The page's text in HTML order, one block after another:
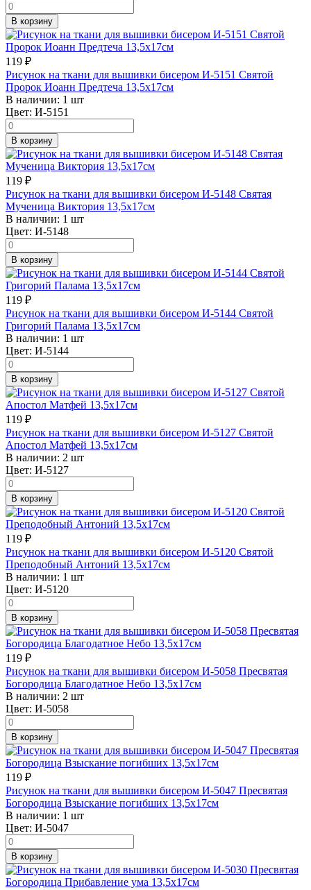
В корзину
119 ₽
Рисунок на ткани для вышивки бисером И-5151 Святой
Пророк Иоанн Предтеча 13,5х17см
В наличии: 1 шт
Цвет: И-5151
В корзину
119 ₽
Рисунок на ткани для вышивки бисером И-5148 Святая
Мученица Виктория 13,5х17см
В наличии: 1 шт
Цвет: И-5148
В корзину
119 ₽
Рисунок на ткани для вышивки бисером И-5144 Святой
Григорий Палама 13,5х17см
В наличии: 1 шт
Цвет: И-5144
В корзину
119 ₽
Рисунок на ткани для вышивки бисером И-5127 Святой
Апостол Матфей 13,5х17см
В наличии: 2 шт
Цвет: И-5127
В корзину
119 ₽
Рисунок на ткани для вышивки бисером И-5120 Святой
Преподобный Антоний 13,5х17см
В наличии: 1 шт
Цвет: И-5120
В корзину
119 ₽
Рисунок на ткани для вышивки бисером И-5058 Пресвятая
Богородица Благодатное Небо 13,5х17см
В наличии: 2 шт
Цвет: И-5058
В корзину
119 ₽
Рисунок на ткани для вышивки бисером И-5047 Пресвятая
Богородица Взыскание погибших 13,5х17см
В наличии: 1 шт
Цвет: И-5047
В корзину